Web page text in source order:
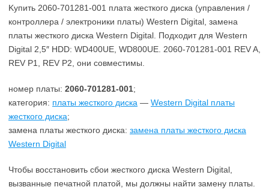
Kупить 2060-701281-001 плата жесткого диска (управления /
контроллера / электроники платы) Western Digital, замена
платы жесткого диска Western Digital. Подходит для Western
Digital 2,5″ HDD: WD400UE, WD800UE. 2060-701281-001 REV A,
REV P1, REV P2, они совместимы.
номер платы: 2060-701281-001;
категория: платы жесткого диска — Western Digital платы
жесткого диска;
замена платы жесткого диска: замена платы жесткого диска
Western Digital
Чтобы восстановить сбои жесткого диска Western Digital,
вызванные печатной платой, мы должны найти замену платы.